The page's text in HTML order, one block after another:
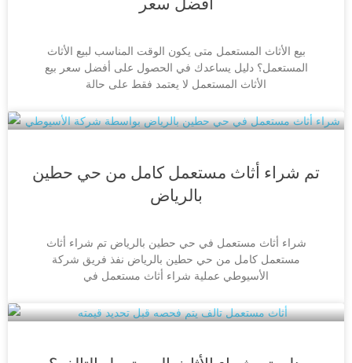
بيع الأثاث المستعمل متى يكون الوقت المناسب لبيع الأثاث
المستعمل؟ دليل يساعدك في الحصول على أفضل سعر بيع
الأثاث المستعمل لا يعتمد فقط على حالة
تم شراء أثاث مستعمل كامل من حي حطين
بالرياض
شراء أثاث مستعمل في حي حطين بالرياض تم شراء أثاث
مستعمل كامل من حي حطين بالرياض نفذ فريق شركة
الأسيوطي عملية شراء أثاث مستعمل في